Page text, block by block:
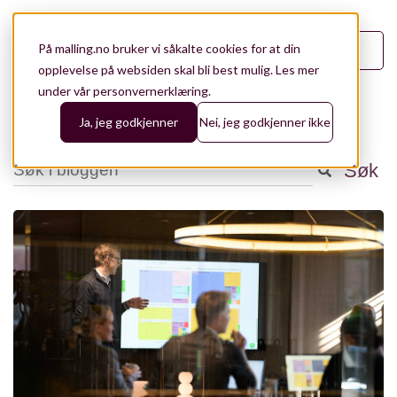
På malling.no bruker vi såkalte cookies for at din
opplevelse på websiden skal bli best mulig.Les mer
under vår personvernerklæring.
Ja, jeg godkjenner Nei, jeg godkjenner ikke
Malling.no / Blogg / 12
+ Tema
Analyse
141
Aktuelt
98
Eiendomsforvaltning
76
Bærekraft og ESG
43
Utleie og konseptutvikling
43
Leietakerrådgiving
28
Teknologi
28
Referanser
19
Dette er et søkefelt med en tilhørende funksjon for Søk